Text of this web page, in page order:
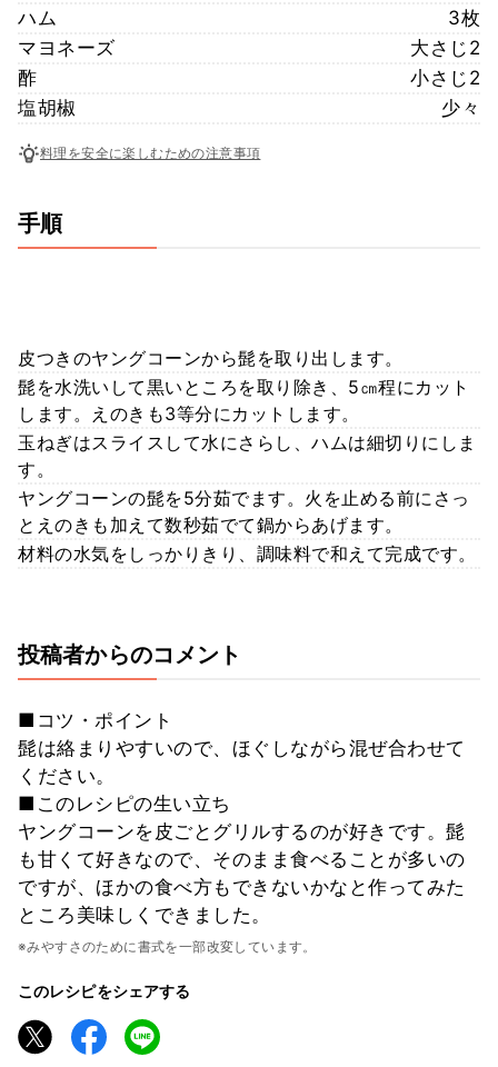
ハム
3枚
マヨネーズ
大さじ2
酢
小さじ2
塩胡椒
少々
料理を安全に楽しむための注意事項
手順
皮つきのヤングコーンから髭を取り出します。
髭を水洗いして黒いところを取り除き、5㎝程にカット
します。えのきも3等分にカットします。
玉ねぎはスライスして水にさらし、ハムは細切りにしま
す。
ヤングコーンの髭を5分茹でます。火を止める前にさっ
とえのきも加えて数秒茹でて鍋からあげます。
材料の水気をしっかりきり、調味料で和えて完成です。
投稿者からのコメント
■コツ・ポイント
髭は絡まりやすいので、ほぐしながら混ぜ合わせて
ください。
■このレシピの生い立ち
ヤングコーンを皮ごとグリルするのが好きです。髭
も甘くて好きなので、そのまま食べることが多いの
ですが、ほかの食べ方もできないかなと作ってみた
ところ美味しくできました。
※みやすさのために書式を一部改変しています。
このレシピをシェアする